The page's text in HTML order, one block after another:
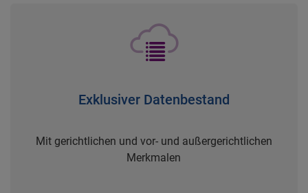
Exklusiver Datenbestand
Mit gerichtlichen und vor- und außergerichtlichen
Merkmalen